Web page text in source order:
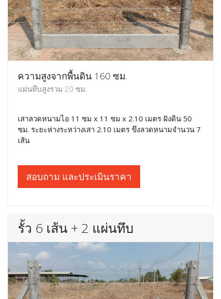
ความสูงจากพื้นดิน 160 ซม.
แผ่นทึบสูงรวม 20 ซม.
เสาลวดหนามไอ 11 ซม x 11 ซม x 2.10 เมตร ฝังดิน 50
ซม. ระยะห่างระหว่างเสา 2.10 เมตร ขึงลวดหนามจำนวน 7
เส้น
สอบถาม และประเมินราคา
รั้ว 6 เส้น + 2 แผ่นทึบ